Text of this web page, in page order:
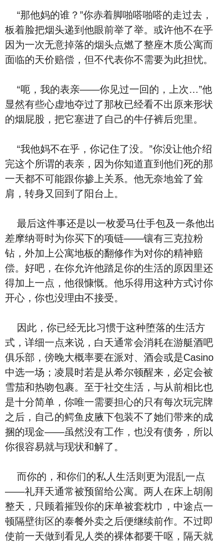
“那他妈的谁？”你赤着脚啪嗒啪嗒的走过去，
板着脸把烟头递到他眼前举了举。或许他不在乎
因为一次无意掉落的烟头点燃了整座木质公寓而
面临的天价赔偿，但不代表你不需要为此担忧。
“呃，我的表亲——你见过一回的，上次…”他
显然有些心虚地夺过了那枚已经看不出原来形状
的烟屁股，把它塞进了自己的牛仔裤后兜里。
“我他妈不在乎，你记住了没。”你没让他介绍
完这个所谓的表亲，因为你知道直到他们死的那
一天都不可能跟你掺上关系。他无奈地耸了耸
肩，转身又回到了阳台上。
最后这件事还是以一枚爱马仕手包及一条他出
差摩纳哥时为你买下的项链——镶有三克拉粉
钻，外加上公寓地板的翻修作为对你的精神赔
偿。好吧，在你允许他踏足你的生活的原因里还
得加上一点，他很慷慨。他乐得用这种方式讨你
开心，你也没理由不接受。
因此，你已经无比习惯于这种堕落的生活方
式，详细一点来说，白天通常会消耗在游艇酒吧
俱乐部，傍晚大概率要在派对、酒会或是Casino
中选一场；凌晨时若是从希尔顿醒来，必定会被
雪茄和热吻包裹。至于社交生活，与从前相比也
是十分简单，你唯一需要担心的只有每次玩完牌
之后，自己的鳄鱼皮腋下包装不了她们带来的成
捆的现金——虽然没有工作，也没有债务，所以
你很容易就与现状和解了。
而你的，和你们的私人生活则更为混乱一点
——礼拜天通常被预留给公寓。两人在床上胡闹
整天，只顾着摧毁你的床单被套枕巾，中途点一
顿隔壁街区的泰餐外卖之后便继续前作。不过即
使前一天做到看见人类的裸体都要干呕，隔天就